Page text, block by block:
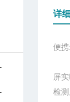
详
便
屏
检